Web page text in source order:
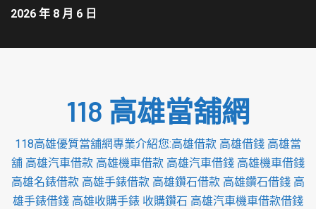
2026 年 8 月 6 日
118 高雄當舖網
118高雄優質當舖網專業介紹您:高雄借款 高雄借錢 高雄當
舖 高雄汽車借款 高雄機車借款 高雄汽車借錢 高雄機車借錢
高雄名錶借款 高雄手錶借款 高雄鑽石借款 高雄鑽石借錢 高
雄手錶借錢 高雄收購手錶 收購鑽石 高雄汽車機車借款借錢